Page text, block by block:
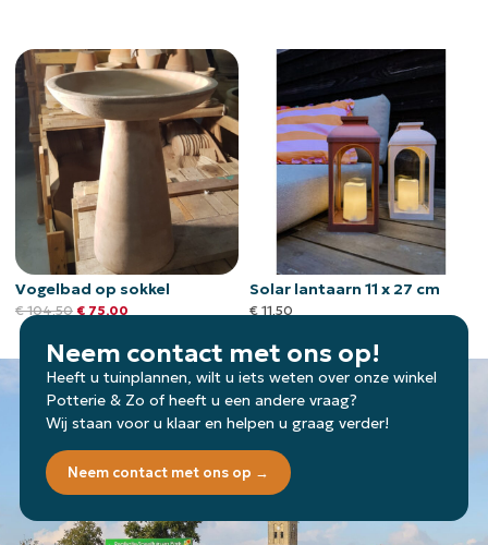
Vogelbad op sokkel
€104,50 € 75,00
Solar lantaarn 11 x 27 cm
€ 11,50
Neem contact met ons op!
Heeft u tuinplannen, wilt u iets weten over onze winkel
Potterie & Zo of heeft u een andere vraag?
Wij staan voor u klaar en helpen u graag verder!
Neem contact met ons op →